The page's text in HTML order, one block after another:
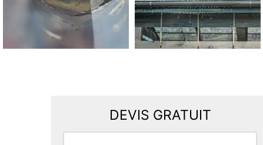
DEVIS GRATUIT